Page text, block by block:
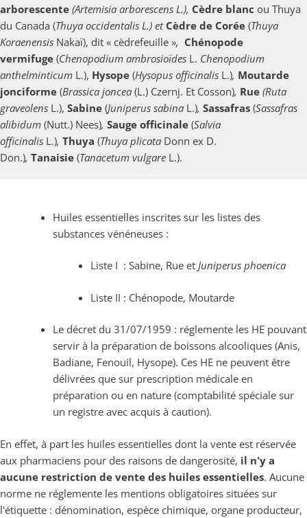
arborescente (Artemisia arborescens L.), Cèdre blanc ou Thuya
du Canada (Thuya occidentalis L.) et Cèdre de Corée (Thuya
Koraenensis Nakaï), dit « cèdrefeuille », Chénopode
vermifuge (Chenopodium ambrosioïdes L. Chenopodium
anthelminticum L.), Hysope (Hysopus officinalis L.), Moutarde
jonciforme (Brassica joncea (L.) Czernj. Et Cosson), Rue (Ruta
graveolens L.), Sabine (Juniperus sabina L.), Sassafras (Sassafras
alibidum (Nutt.) Nees), Sauge officinale (Salvia
officinalis L.), Thuya (Thuya plicata Donn ex D.
Don.), Tanaisie (Tanacetum vulgare L.).
Huiles essentielles inscrites sur les listes des
substances vénéneuses :
Liste I : Sabine, Rue et Juniperus phoenica
Liste II : Chénopode, Moutarde
Le décret du 31/07/1959 : réglemente les HE pouvant
servir à la préparation de boissons alcooliques (Anis,
Badiane, Fenouil, Hysope). Ces HE ne peuvent être
délivrées que sur prescription médicale en
préparation ou en nature (comptabilité spéciale sur
un registre avec acquis à caution).
En effet, à part les huiles essentielles dont la vente est réservée
aux pharmaciens pour des raisons de dangerosité, il n'y a
aucune restriction de vente des huiles essentielles. Aucune
norme ne réglemente les mentions obligatoires situées sur
l'étiquette : dénomination, espèce chimique, organe producteur,